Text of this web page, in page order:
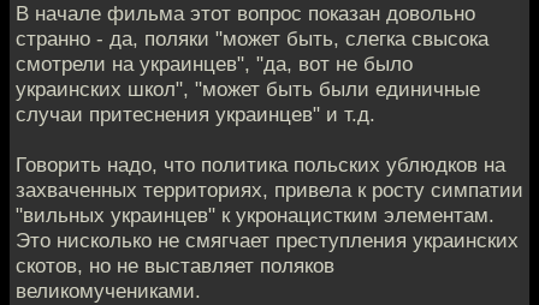
В начале фильма этот вопрос показан довольно
странно - да, поляки "может быть, слегка свысока
смотрели на украинцев", "да, вот не было
украинских школ", "может быть были единичные
случаи притеснения украинцев" и т.д.
Говорить надо, что политика польских ублюдков на
захваченных территориях, привела к росту симпатии
"вильных украинцев" к укронацистким элементам.
Это нисколько не смягчает преступления украинских
скотов, но не выставляет поляков
великомучениками.